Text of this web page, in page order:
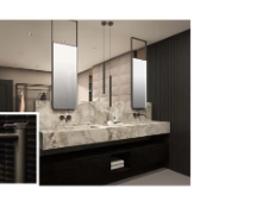
Pågår...